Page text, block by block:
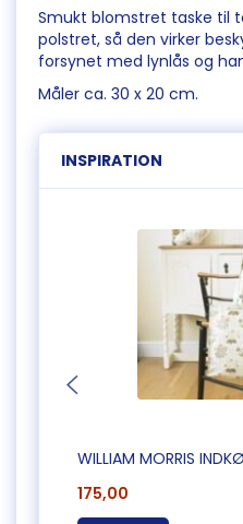
Smukt blomstret taske til
polstret, så den virker
forsynet med lynlås og
Måler ca. 30 x 20 cm.
INSPIRATION
WILLIAM MORRIS
175,00